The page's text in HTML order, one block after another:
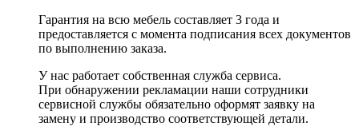
Гарантия на всю мебель составляет 3 года и
предоставляется с момента подписания всех документов
по выполнению заказа.
У нас работает собственная служба сервиса.
При обнаружении рекламации наши сотрудники
сервисной службы обязательно оформят заявку на
замену и производство соответствующей детали.